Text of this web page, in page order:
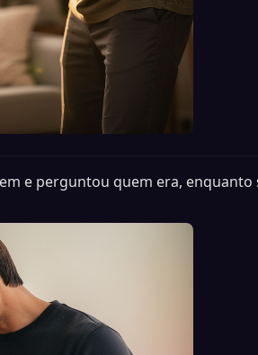
e perguntou quem era, enquanto